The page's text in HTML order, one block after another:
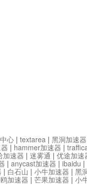
心 | textarea | 黑洞加速器
| hammer加速器 |
加速器 | 迷雾通 | 优途加速
| anycast加速器 | ibaidu |
| 白石山 | 小牛加速器 | 黑
加速器 | 芒果加速器 | 小